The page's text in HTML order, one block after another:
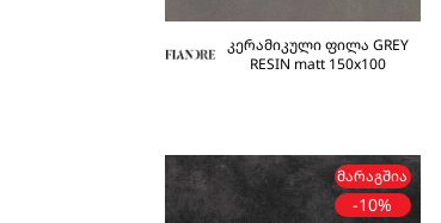
კერამიკული ფილა GREY
RESIN matt 150x100
ᲛᲐᲠᲐᲒᲨᲘᲐ
-10%